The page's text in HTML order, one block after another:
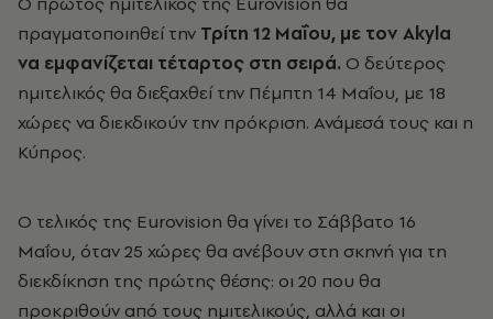
πραγματοποιηθεί την Τρίτη 12 Μαΐου, με τον Akyla
να εμφανίζεται τέταρτος στη σειρά. Ο δεύτερος
ημιτελικός θα διεξαχθεί την Πέμπτη 14 Μαΐου, με 18
χώρες να διεκδικούν την πρόκριση. Ανάμεσά τους και η
Κύπρος.
Ο τελικός της Eurovision θα γίνει το Σάββατο 16
Μαΐου, όταν 25 χώρες θα ανέβουν στη σκηνή για τη
διεκδίκηση της πρώτης θέσης: οι 20 που θα
προκριθούν από τους ημιτελικούς, αλλά και οι